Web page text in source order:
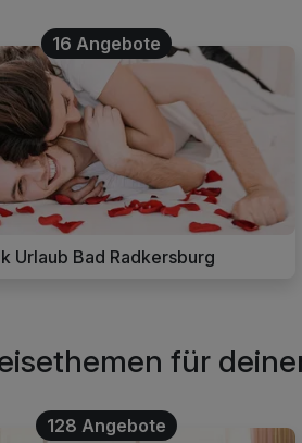
16 Angebote
Urlaub Bad Radkersburg
für
128 Angebote